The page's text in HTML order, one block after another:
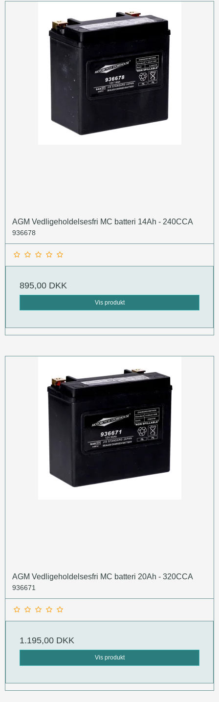
AGM Vedligeholdelsesfri MC batteri 14Ah - 240CCA
936678
895,00 DKK
Vis produkt
AGM Vedligeholdelsesfri MC batteri 20Ah - 320CCA
936671
1.195,00 DKK
Vis produkt